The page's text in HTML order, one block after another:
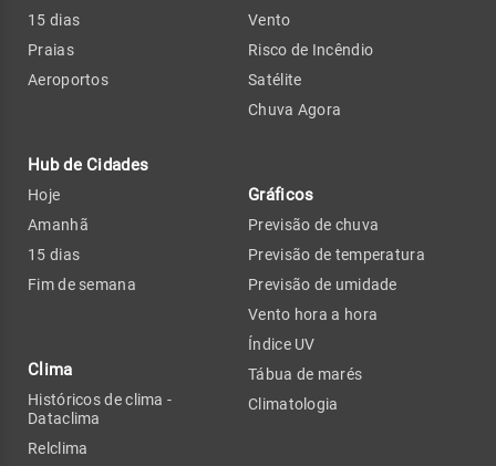
15 dias
Praias
Aeroportos
Hub de Cidades
Hoje
Amanhã
15 dias
Fim de semana
Clima
Históricos de clima -
Dataclima
Relclima
Vento
Risco de Incêndio
Satélite
Chuva Agora
Gráficos
Previsão de chuva
Previsão de temperatura
Previsão de umidade
Vento hora a hora
Índice UV
Tábua de marés
Climatologia